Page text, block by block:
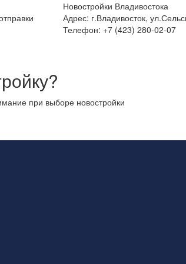
Новостройки Владивостока
Адрес: г.Владивосток,
Телефон: +7 (423) 280-02-07
при выборе новостройки